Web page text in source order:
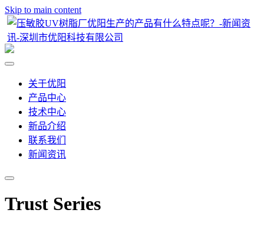
Skip to main content
关于优阳
产品中心
技术中心
新品介绍
联系我们
新闻资讯
Trust Series